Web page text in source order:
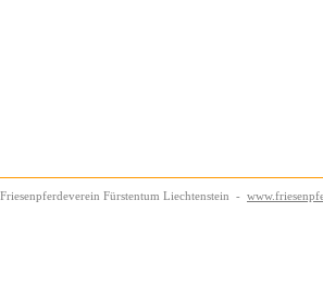
Fürstentum Liechtenstein -